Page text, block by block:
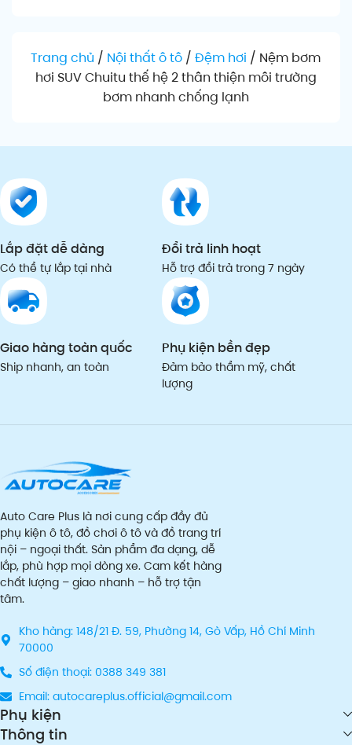
Trang chủ / Nội thất ô tô /Đệm hơi / Nệm bơm
hơi SUV Chuitu thế hệ 2 thân thiện môi trường
bơm nhanh chống lạnh
Lắp đặt dễ dàng
Có thể tự lắp tại nhà
Đổi trả linh hoạt
Hỗ trợ đổi trả trong 7 ngày
Giao hàng toàn quốc
Ship nhanh, an toàn
Phụ kiện bền đẹp
Đảm bảo thẩm mỹ, chất
lượng
Auto Care Plus là nơi cung cấp đầy đủ
phụ kiện ô tô, đồ chơi ô tô và đồ trang trí
nội – ngoại thất. Sản phẩm đa dạng, dễ
lắp, phù hợp mọi dòng xe. Cam kết hàng
chất lượng – giao nhanh – hỗ trợ tận
tâm.
Kho hàng: 148/21 Đ. 59, Phường 14, Gò Vấp, Hồ Chí Minh
70000
Số điện thoại: 0388 349 381
Email: autocareplus.official@gmail.com
Phụ kiện
Thông tin